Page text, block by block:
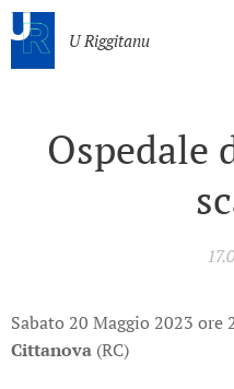
U Riggitanu
Ospedale
Sabato 20 Maggio 2023 ore
Cittanova (RC)